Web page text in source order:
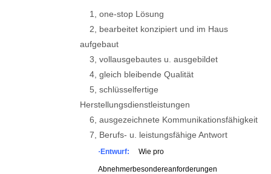
1, one-stop Lösung
2, bearbeitet konzipiert und im Haus
aufgebaut
3, vollausgebautes u. ausgebildet
4, gleich bleibende Qualität
5, schlüsselfertige
Herstellungsdienstleistungen
6, ausgezeichnete Kommunikationsfähigkeit
7, Berufs- u. leistungsfähige Antwort
· Entwurf: Wie pro
Abnehmerbesondereanforderungen